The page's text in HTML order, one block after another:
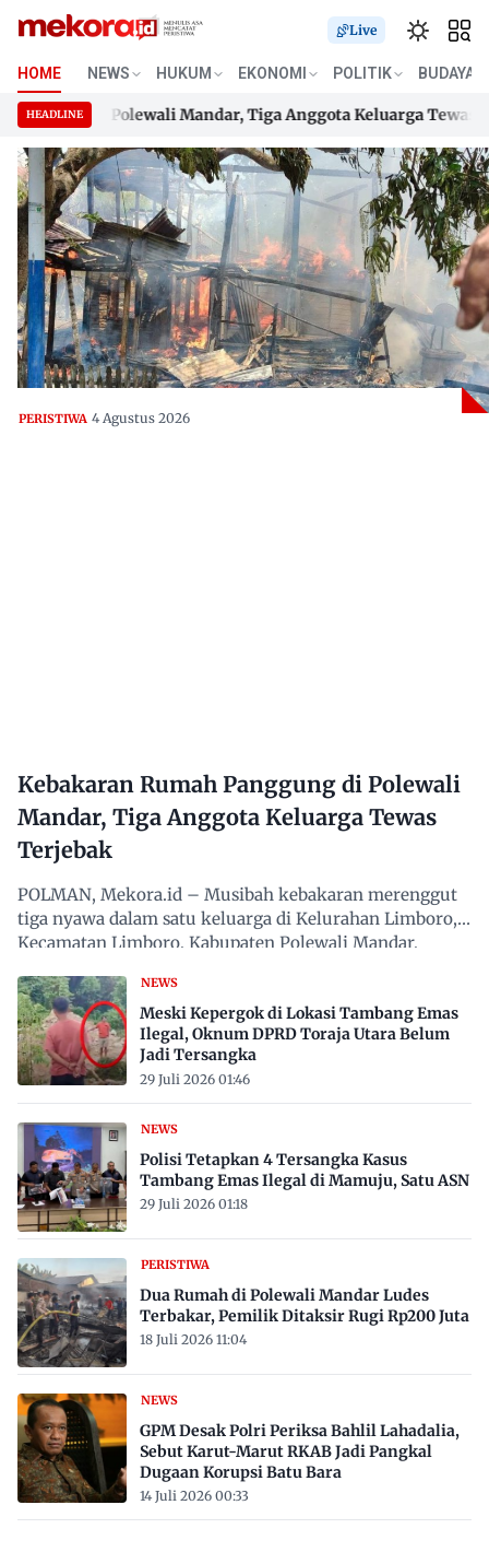
Skip
content
Live
HOME NEWS HUKUM EKONOMI POLITIK BUDAYA
HEADLINEdi Polewali Mandar, Tiga Anggota Keluarga Tewas
di Polewali Mandar, Tiga Anggota Keluarga Tewas
PERISTIWA 4 Agustus 2026
Kebakaran Rumah Panggung di Polewali
Mandar, Tiga Anggota Keluarga Tewas
Terjebak
POLMAN, Mekora.id – Musibah kebakaran merenggut
tiga nyawa dalam satu keluarga di Kelurahan Limboro,
Kecamatan Limboro, Kabupaten Polewali Mandar,
NEWS
Meski Kepergok di Lokasi Tambang Emas
Ilegal, Oknum DPRD Toraja Utara Belum
Jadi Tersangka
29 Juli 2026 01:46
NEWS
Polisi Tetapkan 4 Tersangka Kasus
Tambang Emas Ilegal di Mamuju, Satu ASN
29 Juli 2026 01:18
PERISTIWA
Dua Rumah di Polewali Mandar Ludes
Terbakar, Pemilik Ditaksir Rugi Rp200 Juta
18 Juli 2026 11:04
NEWS
GPM Desak Polri Periksa Bahlil Lahadalia,
Sebut Karut-Marut RKAB Jadi Pangkal
Dugaan Korupsi Batu Bara
14 Juli 2026 00:33